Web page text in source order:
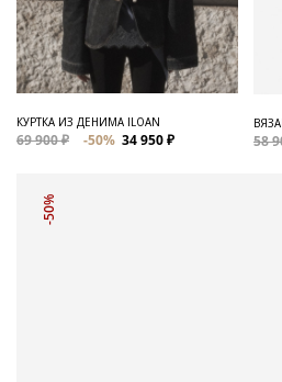
КУРТКА ИЗ ДЕНИМА ILOAN
69 900 ₽ -50% 34 950 ₽ 58
-50%